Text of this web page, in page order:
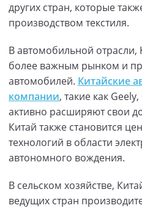
других стран, которые
производством текстиля.
В автомобильной отрасли,
более важным рынком и
автомобилей. Китайские
компании, такие как
активно расширяют свои
Китай также становится
технологий в области
автономного вождения.
В сельском хозяйстве,
ведущих стран